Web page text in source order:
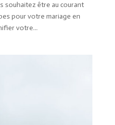
souhaitez être au courant
pour votre mariage en
votre...